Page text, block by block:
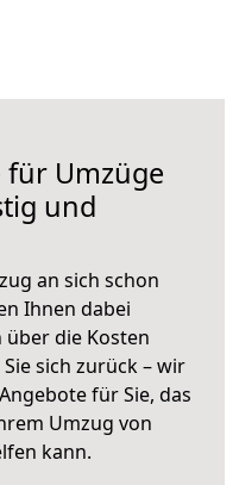
Umzüge
und
an sich schon
Ihnen dabei
über die Kosten
sich zurück – wir
für Sie, das
Umzug von
kann.